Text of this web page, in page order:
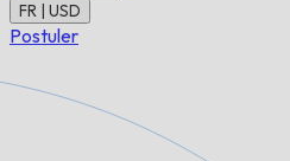
FR | USD
Postuler